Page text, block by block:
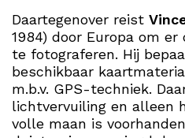
Daartegenover reist
1984) door Europa om
te fotograferen. Hij
beschikbaar
m.b.v. GPS-techniek.
lichtvervuiling en alleen
volle maan is